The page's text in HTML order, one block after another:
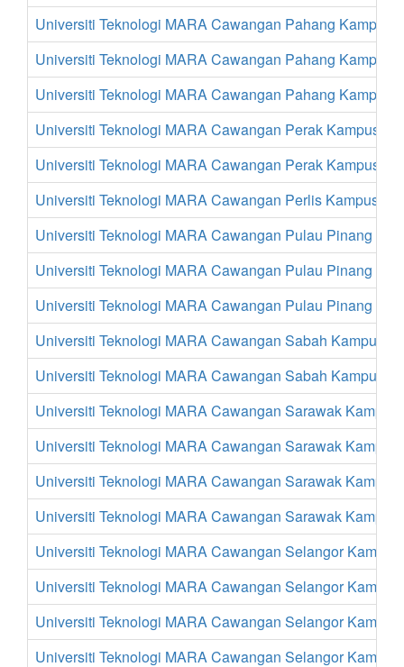
Universiti Teknologi MARA Cawangan Pahang Kampus
Universiti Teknologi MARA Cawangan Pahang Kampus
Universiti Teknologi MARA Cawangan Pahang Kampus
Universiti Teknologi MARA Cawangan Perak Kampus
Universiti Teknologi MARA Cawangan Perak Kampus
Universiti Teknologi MARA Cawangan Perlis Kampus
Universiti Teknologi MARA Cawangan Pulau Pinang
Universiti Teknologi MARA Cawangan Pulau Pinang
Universiti Teknologi MARA Cawangan Pulau Pinang
Universiti Teknologi MARA Cawangan Sabah Kampus
Universiti Teknologi MARA Cawangan Sabah Kampus
Universiti Teknologi MARA Cawangan Sarawak Kampus
Universiti Teknologi MARA Cawangan Sarawak Kampus
Universiti Teknologi MARA Cawangan Sarawak Kampus
Universiti Teknologi MARA Cawangan Sarawak Kampus
Universiti Teknologi MARA Cawangan Selangor
Universiti Teknologi MARA Cawangan Selangor
Universiti Teknologi MARA Cawangan Selangor
Universiti Teknologi MARA Cawangan Selangor